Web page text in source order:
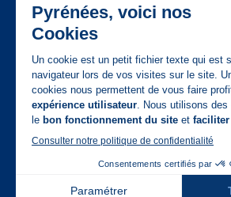
Disponible
App